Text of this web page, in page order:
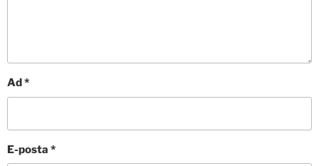
Ad *
E-posta *